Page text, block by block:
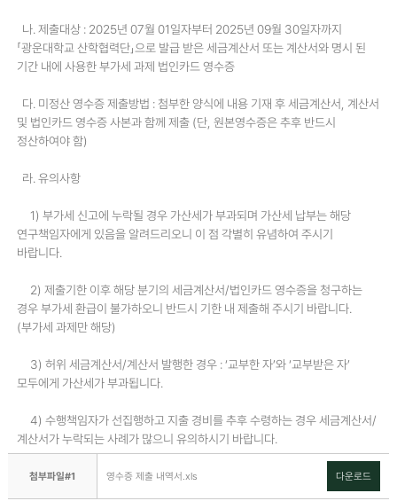
나. 제출대상 : 2025년 07월 01일자부터 2025년 09월 30일자까지
「광운대학교 산학협력단」으로 발급 받은 세금계산서 또는 계산서와 명시 된
기간 내에 사용한 부가세 과제 법인카드 영수증
다. 미정산 영수증 제출방법 : 첨부한 양식에 내용 기재 후 세금계산서, 계산서
및 법인카드 영수증 사본과 함께 제출 (단, 원본영수증은 추후 반드시
정산하여야 함)
라. 유의사항
1) 부가세 신고에 누락될 경우 가산세가 부과되며 가산세 납부는 해당
연구책임자에게 있음을 알려드리오니 이 점 각별히 유념하여 주시기
바랍니다.
2) 제출기한 이후 해당 분기의 세금계산서/법인카드 영수증을 청구하는
경우 부가세 환급이 불가하오니 반드시 기한 내 제출해 주시기 바랍니다.
(부가세 과제만 해당)
3) 허위 세금계산서/계산서 발행한 경우 : ‘교부한 자’와 ‘교부받은 자’
모두에게 가산세가 부과됩니다.
4) 수행책임자가 선집행하고 지출 경비를 추후 수령하는 경우 세금계산서/
계산서가 누락되는 사례가 많으니 유의하시기 바랍니다.
첨부파일#1 영수증 제출 내역서.xls 다운로드